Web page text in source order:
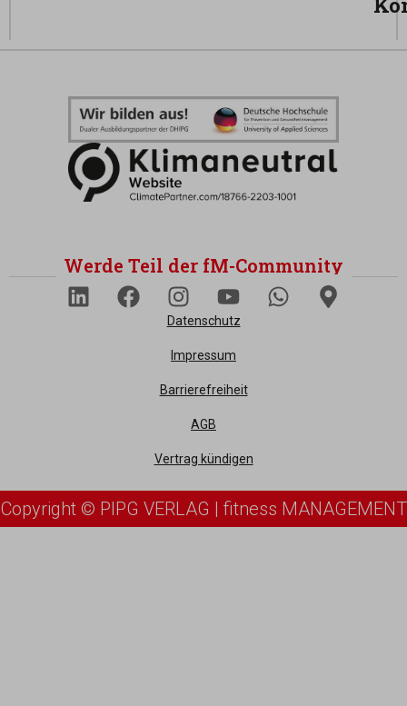
Werde Teil der fM-Community
Datenschutz
Impressum
Barrierefreiheit
AGB
Vertrag kündigen
Copyright © PIPG VERLAG | fitness MANAGEMENT